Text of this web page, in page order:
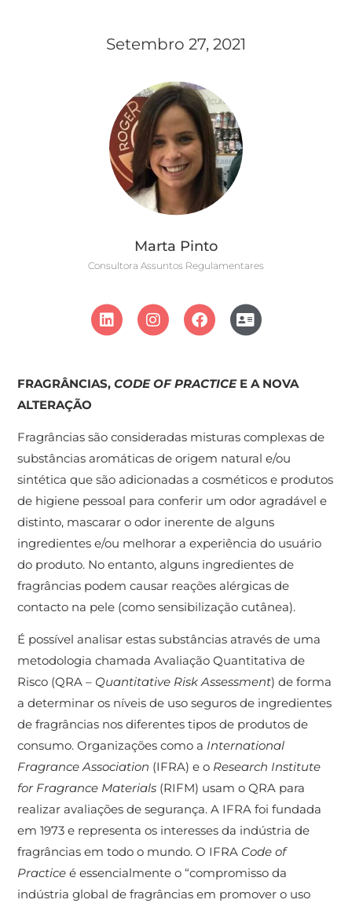
Setembro 27, 2021
Marta Pinto
Consultora Assuntos Regulamentares
FRAGRÂNCIAS,CODE OF PRACTICE E A NOVA
ALTERAÇÃO
Fragrâncias são consideradas misturas complexas de
substâncias aromáticas de origem natural e/ou
sintética que são adicionadas a cosméticos e produtos
de higiene pessoal para conferir um odor agradável e
distinto, mascarar o odor inerente de alguns
ingredientes e/ou melhorar a experiência do usuário
do produto. No entanto, alguns ingredientes de
fragrâncias podem causar reações alérgicas de
contacto na pele (como sensibilização cutânea).
É possível analisar estas substâncias através de uma
metodologia chamada Avaliação Quantitativa de
Risco (QRA – Quantitative Risk Assessment) de forma
a determinar os níveis de uso seguros de ingredientes
de fragrâncias nos diferentes tipos de produtos de
consumo. Organizações como a International
Fragrance Association (IFRA) e o Research Institute
for Fragrance Materials (RIFM) usam o QRA para
realizar avaliações de segurança. A IFRA foi fundada
em 1973 e representa os interesses da indústria de
fragrâncias em todo o mundo. O IFRA Code of
Practice é essencialmente o “compromisso da
indústria global de fragrâncias em promover o uso